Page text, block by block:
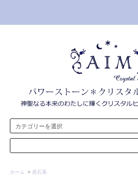
ホーム > 原石系